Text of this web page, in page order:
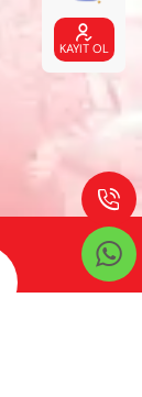

KAYIT OL

